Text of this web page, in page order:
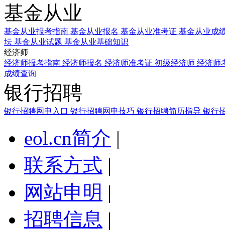
基金从业
基金从业报考指南 基金从业报名 基金从业准考证 基金从业成
坛 基金从业试题 基金从业基础知识
经济师
经济师报考指南 经济师报名 经济师准考证 初级经济师 经济师
成绩查询
银行招聘
银行招聘网申入口 银行招聘网申技巧 银行招聘简历指导 银行
eol.cn简介 |
联系方式 |
网站申明 |
招聘信息 |